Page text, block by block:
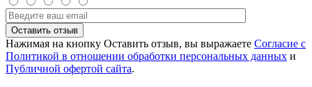
Нажимая на кнопку Оставить отзыв, вы выражаете Согласие с
Политикой в отношении обработки персональных данных и
Публичной офертой сайта.